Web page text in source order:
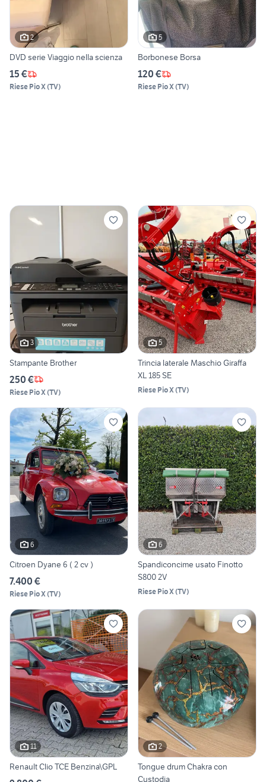
2
DVD serie Viaggio nella scienza
15 €
Riese Pio X(TV)
5
Borbonese Borsa
120 €
Riese Pio X(TV)
3
Stampante Brother
250 €
Riese Pio X(TV)
5
Trincia laterale Maschio Giraffa
XL 185 SE
Riese Pio X(TV)
6
Citroen Dyane 6 ( 2 cv )
7.400 €
Riese Pio X(TV)
6
Spandiconcime usato Finotto
S800 2V
Riese Pio X(TV)
11
Renault Clio TCE Benzina\GPL
2
Tongue drum Chakra con
Custodia